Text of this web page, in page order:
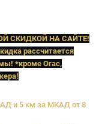
СКИДКОЙ НА САЙТЕ!
рассчитается
*кроме Orac,
и 5 км за МКАД от 8